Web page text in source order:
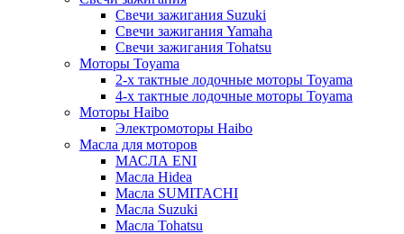
Свечи зажигания Suzuki
Свечи зажигания Yamaha
Свечи зажигания Tohatsu
Моторы Toyama
2-х тактные лодочные моторы Toyama
4-х тактные лодочные моторы Toyama
Моторы Haibo
Электромоторы Haibo
Масла для моторов
МАСЛА ENI
Масла Hidea
Масла SUMITACHI
Масла Suzuki
Масла Tohatsu